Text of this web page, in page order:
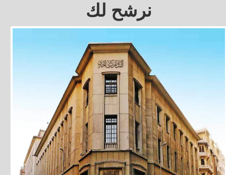
نرشح لك